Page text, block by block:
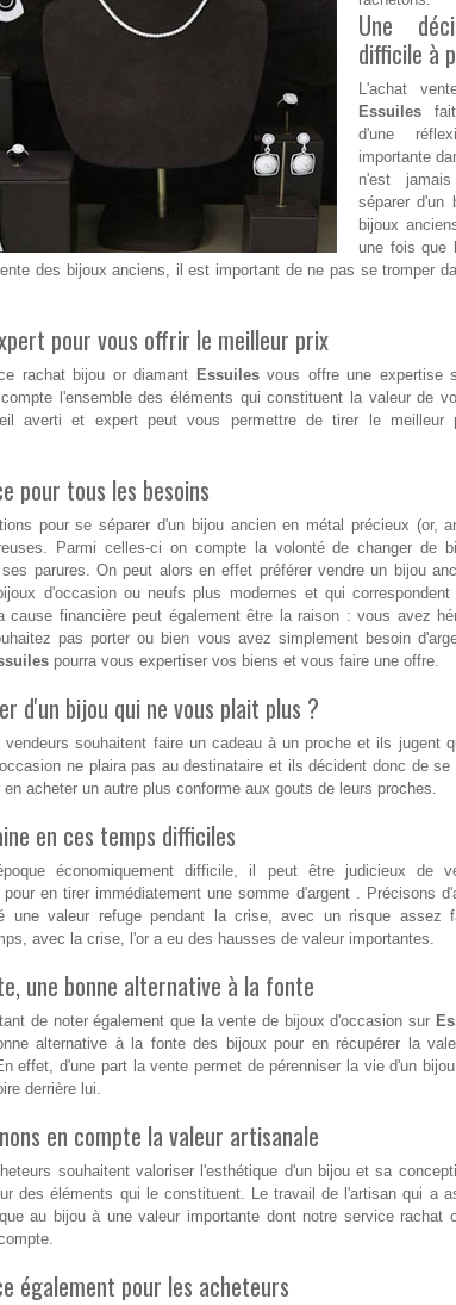
Une
difficile à
L'achat
Essuiles
d'une
importante
n'est
séparer d'un
bijoux
une fois que
des bijoux anciens, il est important de ne pas se tromper
pour vous offrir le meilleur prix
rachat bijou or diamant Essuilesvous offre une expertise
l'ensemble des éléments qui constituent la valeur de
averti et expert peut vous permettre de tirer le meilleur
pour tous les besoins
pour se séparer d'un bijou ancien en métal précieux (or,
Parmi celles-ci on compte la volonté de changer de
ses parures. On peut alors en effet préférer vendre un bijou
d'occasion ou neufs plus modernes et qui
cause financière peut également être la raison : vous avez
pas porter ou bien vous avez simplement besoin
pourra vous expertiser vos biens et vous faire une offre.
d'un bijou qui ne vous plait plus ?
vendeurs souhaitent faire un cadeau à un proche et ils jugent
ne plaira pas au destinataire et ils décident donc de se
en acheter un autre plus conforme aux gouts de leurs proches.
en ces temps difficiles
économiquement difficile, il peut être judicieux de
en tirer immédiatement une somme d'argent . Précisons
une valeur refuge pendant la crise, avec un risque assez
avec la crise, l'or a eu des hausses de valeur importantes.
une bonne alternative à la fonte
de noter également que la vente de bijoux d'occasion sur
alternative à la fonte des bijoux pour en récupérer la
effet, d'une part la vente permet de pérenniser la vie d'un
derrière lui.
en compte la valeur artisanale
souhaitent valoriser l'esthétique d'un bijou et sa
des éléments qui le constituent. Le travail de l'artisan qui a
au bijou à une valeur importante dont notre service rachat
également pour les acheteurs